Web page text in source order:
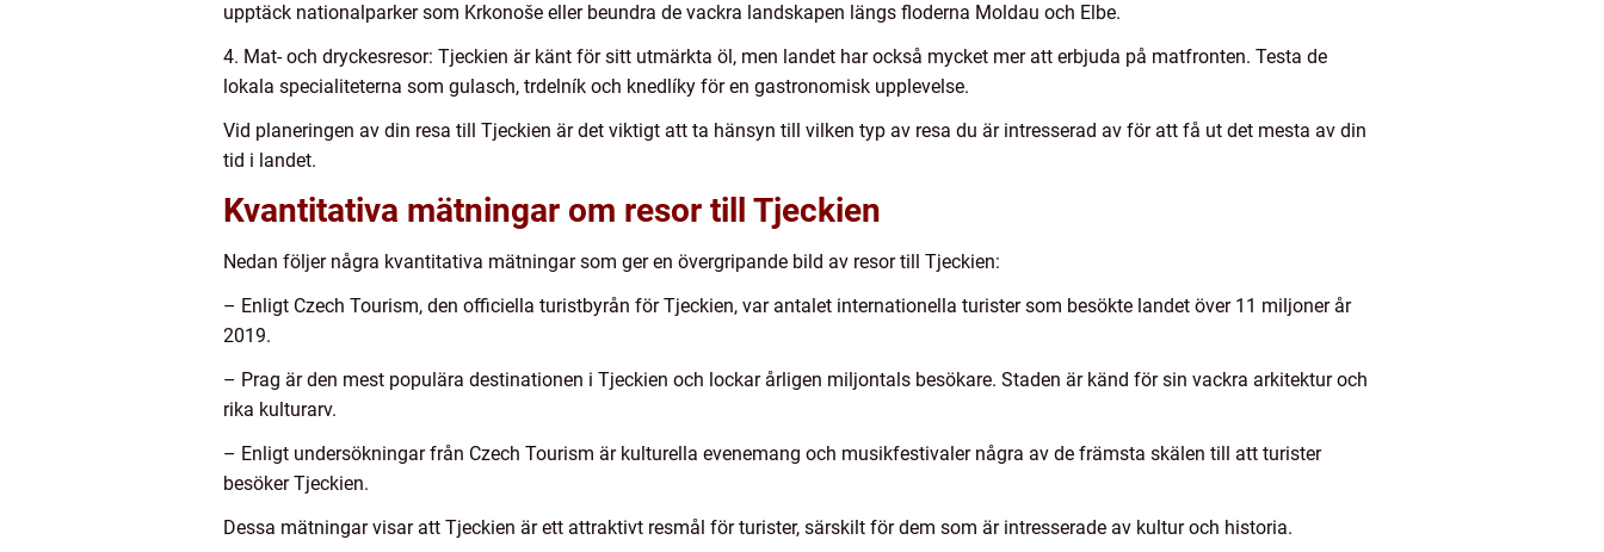
upptäck nationalparker som Krkonoše eller beundra de vackra landskapen längs floderna Moldau och Elbe.
4. Mat- och dryckesresor: Tjeckien är känt för sitt utmärkta öl, men landet har också mycket mer att erbjuda på matfronten. Testa de
lokala specialiteterna som gulasch, trdelník och knedlíky för en gastronomisk upplevelse.
Vid planeringen av din resa till Tjeckien är det viktigt att ta hänsyn till vilken typ av resa du är intresserad av för att få ut det mesta av din
tid i landet.
Kvantitativa mätningar om resor till Tjeckien
Nedan följer några kvantitativa mätningar som ger en övergripande bild av resor till Tjeckien:
– Enligt Czech Tourism, den officiella turistbyrån för Tjeckien, var antalet internationella turister som besökte landet över 11 miljoner år
2019.
– Prag är den mest populära destinationen i Tjeckien och lockar årligen miljontals besökare. Staden är känd för sin vackra arkitektur och
rika kulturarv.
– Enligt undersökningar från Czech Tourism är kulturella evenemang och musikfestivaler några av de främsta skälen till att turister
besöker Tjeckien.
Dessa mätningar visar att Tjeckien är ett attraktivt resmål för turister, särskilt för dem som är intresserade av kultur och historia.